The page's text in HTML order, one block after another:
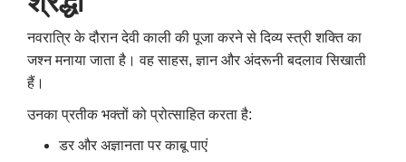
नवरात्रि के दौरान देवी काली की पूजा करने से दिव्य स्त्री शक्ति का
जश्न मनाया जाता है। वह साहस, ज्ञान और अंदरूनी बदलाव सिखाती
हैं।
उनका प्रतीक भक्तों को प्रोत्साहित करता है:
डर और अज्ञानता पर काबू पाएं